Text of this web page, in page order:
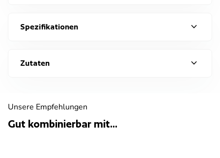
Spezifikationen expand_more
Zutaten expand_more
Unsere Empfehlungen
Gut kombinierbar mit...